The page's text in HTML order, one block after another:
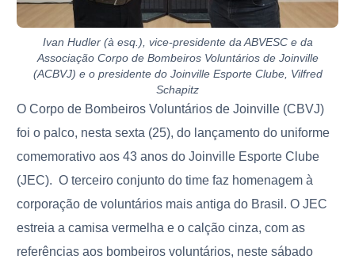
Ivan Hudler (à esq.), vice-presidente da ABVESC e da
Associação Corpo de Bombeiros Voluntários de Joinville
(ACBVJ) e o presidente do Joinville Esporte Clube, Vilfred
Schapitz
O Corpo de Bombeiros Voluntários de Joinville (CBVJ)
foi o palco, nesta sexta (25), do lançamento do uniforme
comemorativo aos 43 anos do Joinville Esporte Clube
(JEC). O terceiro conjunto do time faz homenagem à
corporação de voluntários mais antiga do Brasil. O JEC
estreia a camisa vermelha e o calção cinza, com as
referências aos bombeiros voluntários, neste sábado